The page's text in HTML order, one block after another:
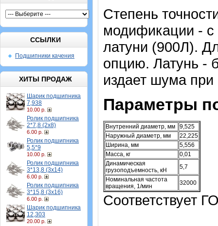
ССЫЛКИ
Подшипники качения
ХИТЫ ПРОДАЖ
Шарик подшипника
7,938
10.00 р.
Ролик подшипника
2*7,8 (2х8)
6.00 р.
Ролик подшипника
5,5*9
10.00 р.
Ролик подшипника
3*13,8 (3х14)
6.00 р.
Ролик подшипника
3*15,8 (3х16)
6.00 р.
Шарик подшипника
12,303
20.00 р.
Степень
модификации - с
латуни (900Л).
опцию. Латунь -
издает шума при
Параметры
Внутренний диаметр, мм
9,525
Наружный диаметр, мм
22,225
Ширина, мм
5,556
Масса, кг
0,01
Динамическая
грузоподъемность, кН
5,7
Номинальная частота
вращения, 1/мин
32000
Соответствует